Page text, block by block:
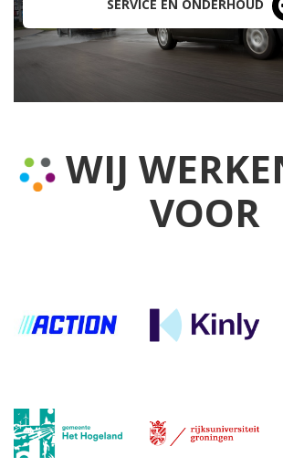
SERVICE EN ONDERHOUD
WIJ
VOOR